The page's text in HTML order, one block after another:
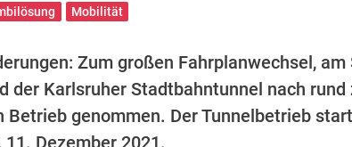
Mobilität
Zum großen Fahrplanwechsel,
der Karlsruher Stadtbahntunnel nach
Betrieb genommen. Der Tunnelbetrieb
11. Dezember 2021.